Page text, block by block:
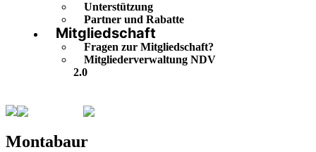
Unterstützung
Partner und Rabatte
Mitgliedschaft
Fragen zur Mitgliedschaft?
Mitgliederverwaltung NDV
2.0
Montabaur